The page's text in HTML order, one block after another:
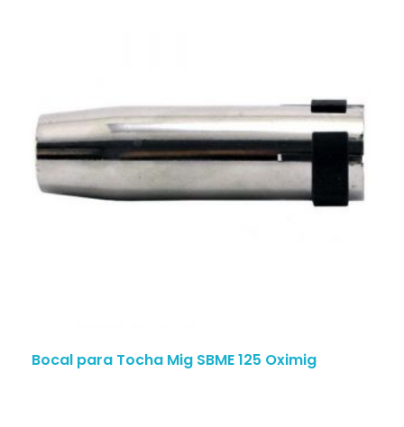
Bocal para Tocha Mig SBME 125 Oximig